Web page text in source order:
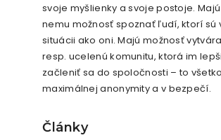
svoje myšlienky a svoje postoje.
nemu možnosť spoznať ľudí, ktorí sú
situácii ako oni. Majú možnosť
resp. ucelenú komunitu, ktorá im
začleniť sa do spoločnosti – to
maximálnej anonymity a v bezpečí.
Články